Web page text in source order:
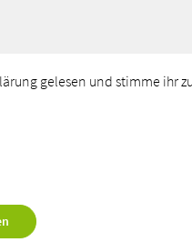
gelesen und stimme ihr